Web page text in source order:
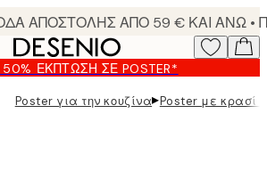
50% ΈΚΠΤΩΣΗ ΣΕ POSTER*
Poster για την κουζίνα▸Poster με κρασί